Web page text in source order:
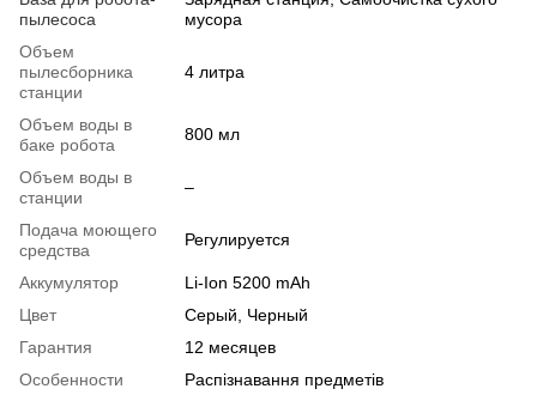
пылесоса
мусора
Объем
пылесборника
станции
4 литра
Объем воды в
баке робота
800 мл
Объем воды в
станции
–
Подача моющего
средства
Регулируется
Аккумулятор
Li-Ion 5200 mAh
Цвет
Серый, Черный
Гарантия
12 месяцев
Особенности
Распізнавання предметів